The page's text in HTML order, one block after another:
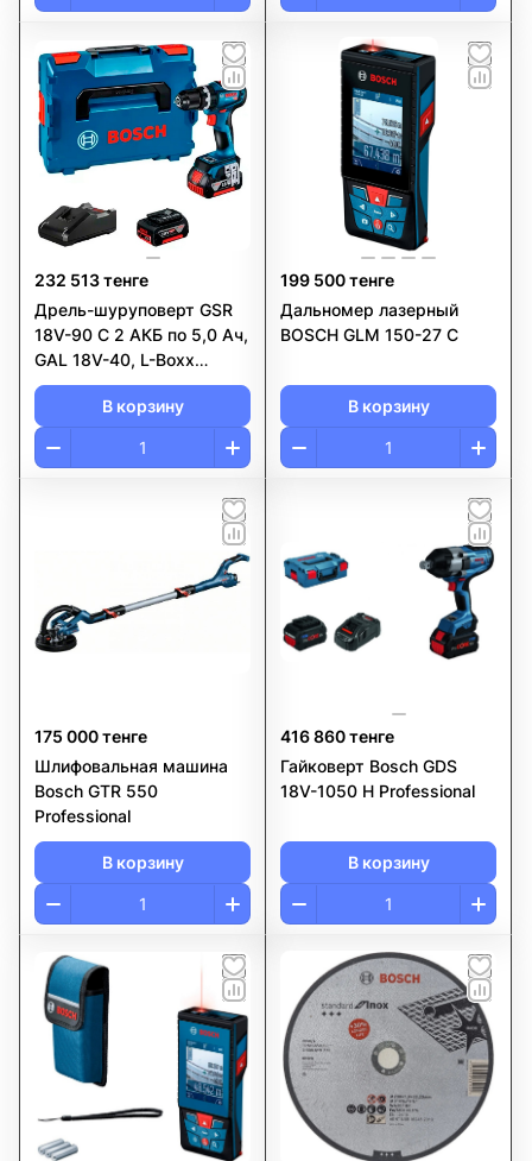
232 513 тенге
Дрель-шуруповерт GSR
18V-90 C 2 АКБ по 5,0 Ач,
GAL 18V-40, L-Boxx
BOSCH
В корзину
199 500 тенге
Дальномер лазерный
BOSCH GLM 150-27 C
В корзину
175 000 тенге
Шлифовальная машина
Bosch GTR 550
Professional
В корзину
416 860 тенге
Гайковерт Bosch GDS
18V-1050 H Professional
В корзину